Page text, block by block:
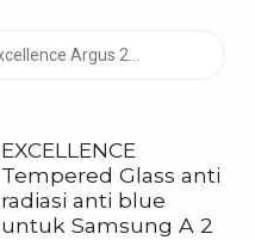
EXCELLENCE
Tempered Glass anti
radiasi anti blue
untuk Samsung A 2